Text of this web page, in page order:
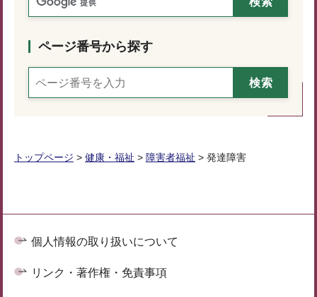
ページ番号から探す
トップページ > 健康・福祉 > 障害者福祉 > 発達障害
個人情報の取り扱いについて
リンク・著作権・免責事項